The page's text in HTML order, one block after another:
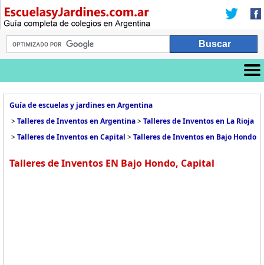
Guía de escuelas y jardines en Argentina
>Talleres de Inventos en Argentina>Talleres de Inventos en La Rioja
>Talleres de Inventos en Capital >Talleres de Inventos en Bajo Hondo
Talleres de Inventos EN Bajo Hondo, Capital